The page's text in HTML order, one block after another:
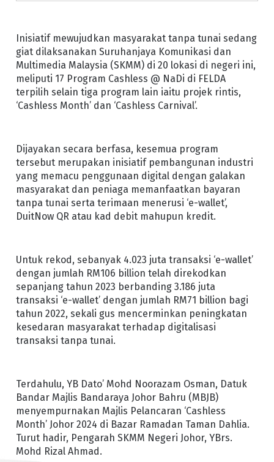
Inisiatif mewujudkan masyarakat tanpa tunai sedang
giat dilaksanakan Suruhanjaya Komunikasi dan
Multimedia Malaysia (SKMM) di 20 lokasi di negeri ini,
meliputi 17 Program Cashless @ NaDi di FELDA
terpilih selain tiga program lain iaitu projek rintis,
‘Cashless Month’ dan ‘Cashless Carnival’.
Dijayakan secara berfasa, kesemua program
tersebut merupakan inisiatif pembangunan industri
yang memacu penggunaan digital dengan galakan
masyarakat dan peniaga memanfaatkan bayaran
tanpa tunai serta terimaan menerusi ‘e-wallet’,
DuitNow QR atau kad debit mahupun kredit.
Untuk rekod, sebanyak 4.023 juta transaksi ‘e-wallet’
dengan jumlah RM106 billion telah direkodkan
sepanjang tahun 2023 berbanding 3.186 juta
transaksi ‘e-wallet’ dengan jumlah RM71 billion bagi
tahun 2022, sekali gus mencerminkan peningkatan
kesedaran masyarakat terhadap digitalisasi
transaksi tanpa tunai.
Terdahulu, YB Dato’ Mohd Noorazam Osman, Datuk
Bandar Majlis Bandaraya Johor Bahru (MBJB)
menyempurnakan Majlis Pelancaran ‘Cashless
Month’ Johor 2024 di Bazar Ramadan Taman Dahlia.
Turut hadir, Pengarah SKMM Negeri Johor, YBrs.
Mohd Rizal Ahmad.